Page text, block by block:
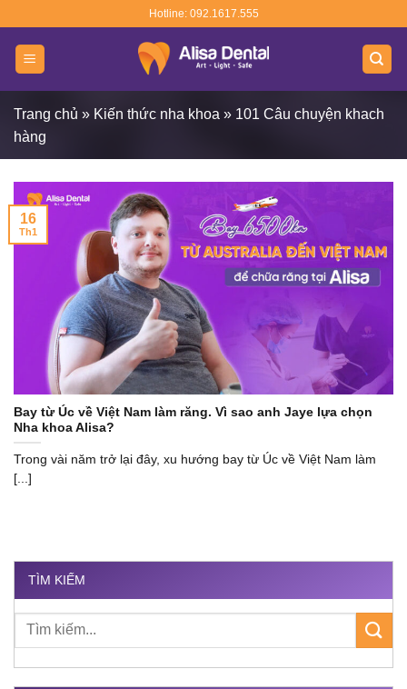
content
Hotline: 092.1617.555
Trang chủ » Kiến thức nha khoa » 101 Câu chuyện khach
hàng
Bay từ Úc về Việt Nam làm răng. Vì sao anh Jaye lựa chọn
Nha khoa Alisa?
Trong vài năm trở lại đây, xu hướng bay từ Úc về Việt Nam làm
[...]
16
Th1
TÌM KIẾM